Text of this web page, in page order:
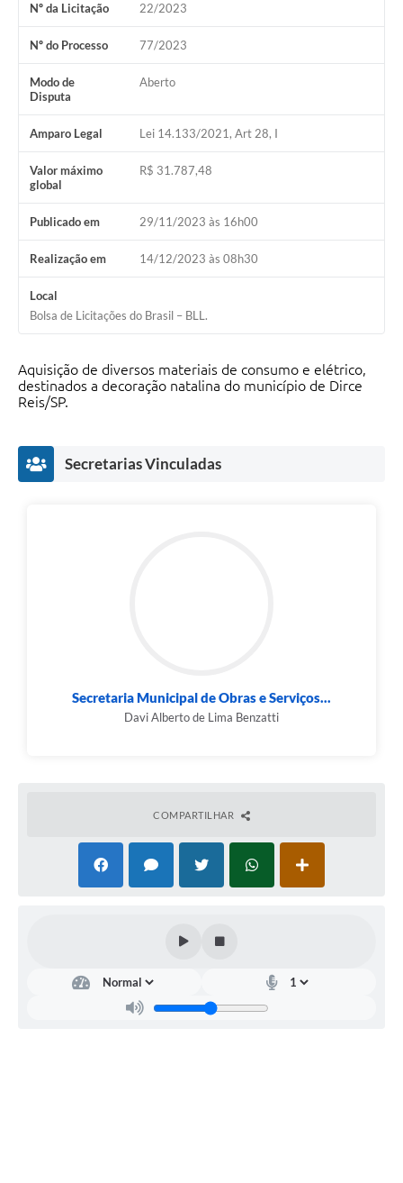
Projetos
Serviços
Telefones Úteis
Contato
Terceiro Setor
Nº da Licitação 22/2023
Nº do Processo 77/2023
Modo de
Disputa
Aberto
Amparo Legal Lei 14.133/2021, Art 28, I
Valor máximo
global
R$ 31.787,48
Publicado em 29/11/2023 às 16h00
Realização em 14/12/2023 às 08h30
Local
Bolsa de Licitações do Brasil – BLL.
Aquisição de diversos materiais de consumo e elétrico,
destinados a decoração natalina do município de Dirce
Reis/SP.
Secretarias Vinculadas
Secretaria Municipal de Obras e Serviços...
Davi Alberto de Lima Benzatti
COMPARTILHAR